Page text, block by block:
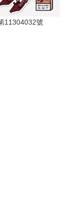
11304032號